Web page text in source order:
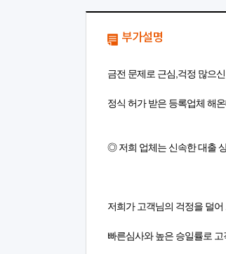
부가설명
금전 문제로 근심,걱정 많으
정식 허가 받은 등록업체 해
◎ 저희 업체는 신속한 대출
저희가 고객님의 걱정을 덜
빠른심사와 높은 승일률로